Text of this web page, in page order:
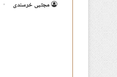
مجتبی خرسندی